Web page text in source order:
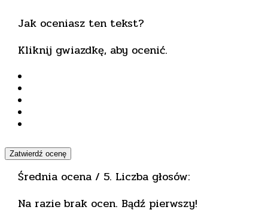
Jak oceniasz ten tekst?
Kliknij gwiazdkę, aby ocenić.
Zatwierdź ocenę
Średnia ocena / 5. Liczba głosów:
Na razie brak ocen. Bądź pierwszy!